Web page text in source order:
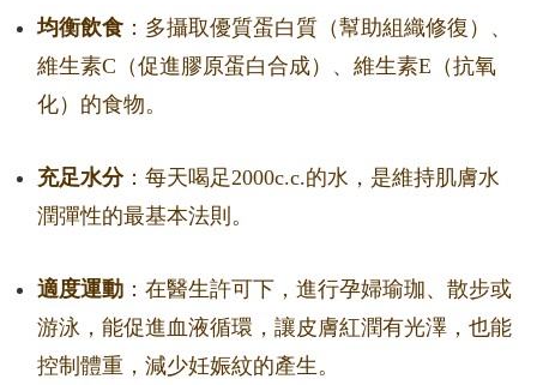
均衡飲食 ：多攝取優質蛋白質（幫助組織修復）、
維生素C（促進膠原蛋白合成）、維生素E（抗氧
化）的食物。
充足水分：每天喝足2000c.c.的水，是維持肌膚水
潤彈性的最基本法則。
適度運動 ：在醫生許可下，進行孕婦瑜珈、散步或
游泳，能促進血液循環，讓皮膚紅潤有光澤，也能
控制體重，減少妊娠紋的產生。